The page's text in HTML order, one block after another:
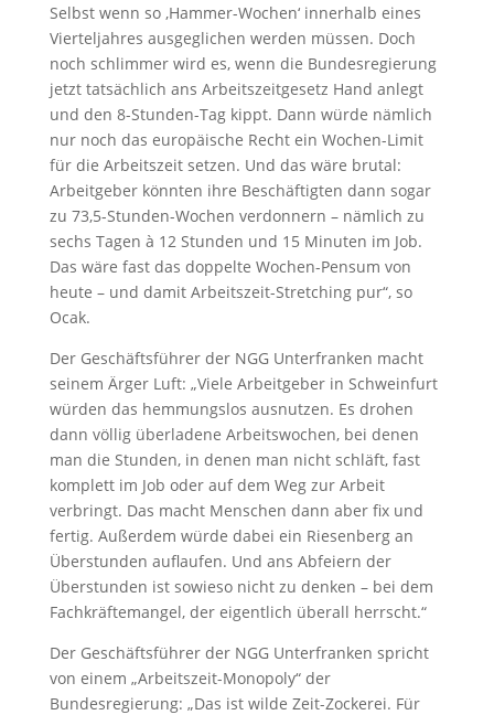
Selbst wenn so ‚Hammer-Wochen‘ innerhalb eines
Vierteljahres ausgeglichen werden müssen. Doch
noch schlimmer wird es, wenn die Bundesregierung
jetzt tatsächlich ans Arbeitszeitgesetz Hand anlegt
und den 8-Stunden-Tag kippt. Dann würde nämlich
nur noch das europäische Recht ein Wochen-Limit
für die Arbeitszeit setzen. Und das wäre brutal:
Arbeitgeber könnten ihre Beschäftigten dann sogar
zu 73,5-Stunden-Wochen verdonnern – nämlich zu
sechs Tagen à 12 Stunden und 15 Minuten im Job.
Das wäre fast das doppelte Wochen-Pensum von
heute – und damit Arbeitszeit-Stretching pur“, so
Ocak.
Der Geschäftsführer der NGG Unterfranken macht
seinem Ärger Luft: „Viele Arbeitgeber in Schweinfurt
würden das hemmungslos ausnutzen. Es drohen
dann völlig überladene Arbeitswochen, bei denen
man die Stunden, in denen man nicht schläft, fast
komplett im Job oder auf dem Weg zur Arbeit
verbringt. Das macht Menschen dann aber fix und
fertig. Außerdem würde dabei ein Riesenberg an
Überstunden auflaufen. Und ans Abfeiern der
Überstunden ist sowieso nicht zu denken – bei dem
Fachkräftemangel, der eigentlich überall herrscht.“
Der Geschäftsführer der NGG Unterfranken spricht
von einem „Arbeitszeit-Monopoly“ der
Bundesregierung: „Das ist wilde Zeit-Zockerei. Für